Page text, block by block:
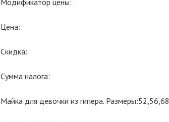
Модификатор цены:
Цена:
Скидка:
Сумма налога:
Майка для девочки из гипера. Размеры:52,56,68